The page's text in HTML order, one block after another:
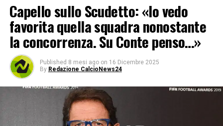
Capello sullo Scudetto: «Io vedo
favorita quella squadra nonostante
la concorrenza. Su Conte penso…»
Published 8 mesi ago on 16 Dicembre 2025
By Redazione CalcioNews24